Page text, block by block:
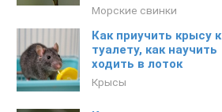
Морские свинки
Как приучить крысу к
туалету, как научить
ходить в лоток
Крысы